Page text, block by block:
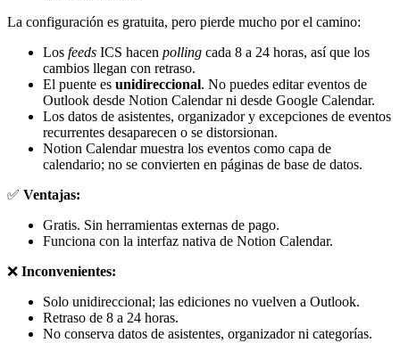
La configuración es gratuita, pero pierde mucho por el camino:
Los feeds ICS hacen polling cada 8 a 24 horas, así que los
cambios llegan con retraso.
El puente es unidireccional. No puedes editar eventos de
Outlook desde Notion Calendar ni desde Google Calendar.
Los datos de asistentes, organizador y excepciones de eventos
recurrentes desaparecen o se distorsionan.
Notion Calendar muestra los eventos como capa de
calendario; no se convierten en páginas de base de datos.
✅ Ventajas:
Gratis. Sin herramientas externas de pago.
Funciona con la interfaz nativa de Notion Calendar.
❌ Inconvenientes:
Solo unidireccional; las ediciones no vuelven a Outlook.
Retraso de 8 a 24 horas.
No conserva datos de asistentes, organizador ni categorías.